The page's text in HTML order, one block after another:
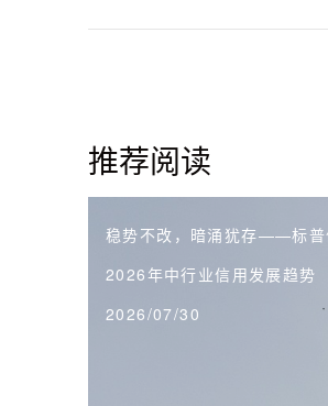
推荐阅读
稳势不改，暗涌犹存——标普
2026年中行业信用发展趋势
2026/07/30